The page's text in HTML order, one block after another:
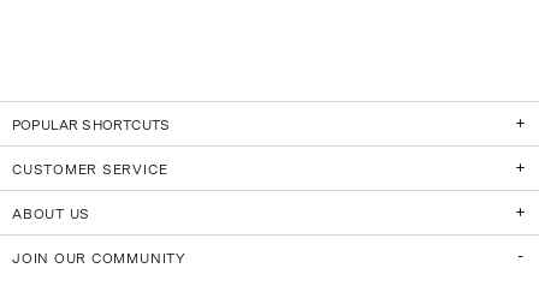
POPULAR SHORTCUTS
CUSTOMER SERVICE
ABOUT US
JOIN OUR COMMUNITY